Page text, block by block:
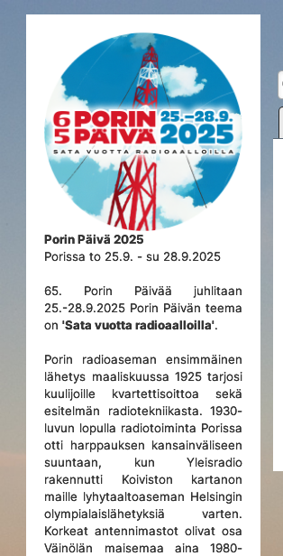
Porin Päivä 2025
Porissa to 25.9. - su 28.9.2025
65. Porin Päivää juhlitaan
25.-28.9.2025 Porin Päivän teema
on'Sata vuotta radioaalloilla'.
Porin radioaseman ensimmäinen
lähetys maaliskuussa 1925 tarjosi
kuulijoille kvartettisoittoa sekä
esitelmän radiotekniikasta. 1930-
luvun lopulla radiotoiminta Porissa
otti harppauksen kansainväliseen
suuntaan, kun Yleisradio
rakennutti Koiviston kartanon
maille lyhytaaltoaseman Helsingin
olympialaislähetyksiä varten.
Korkeat antennimastot olivat osa
Väinölän maisemaa aina 1980-